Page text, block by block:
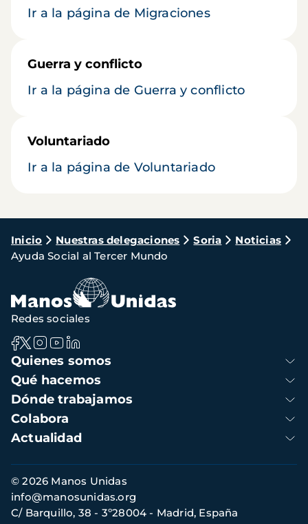
Ir a la página de Migraciones
Guerra y conflicto
Ir a la página de Guerra y conflicto
Voluntariado
Ir a la página de Voluntariado
Ruta
de
navegación
Inicio Nuestras delegaciones Soria
Noticias
Ayuda Social al Tercer Mundo
Navegación
principal
Quienes somos
Qué hacemos
Dónde trabajamos
Colabora
Actualidad
Redes sociales
Información
de
contacto
© 2026 Manos Unidas
C/ Barquillo, 38 - 3º28004 - Madrid, España
info@manosunidas.org